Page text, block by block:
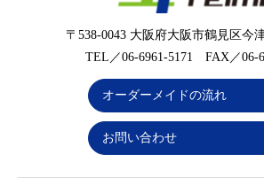
〒538-0043 大阪府大阪市鶴見区今
TEL／06-6961-5171 FAX／06-
オーダーメイドの流れ
お問い合わせ